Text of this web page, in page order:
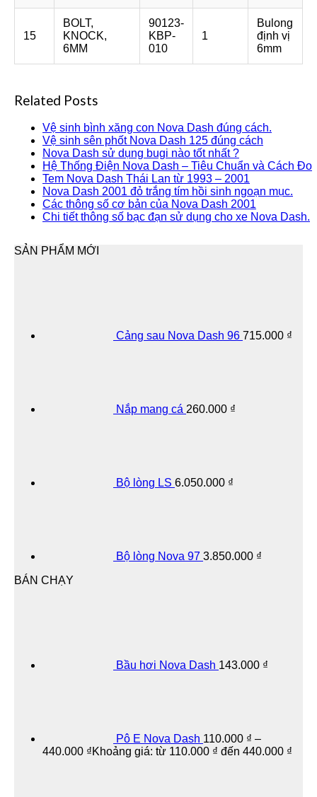
15
BOLT,
KNOCK,
6MM
90123-
KBP-
010
1
Bulong
định vị
6mm
Related Posts
Vệ sinh bình xăng con Nova Dash đúng cách.
Vệ sinh sên phốt Nova Dash 125 đúng cách
Nova Dash sử dụng bugi nào tốt nhất ?
Hệ Thống Điện Nova Dash – Tiêu Chuẩn và Cách Đo
Tem Nova Dash Thái Lan từ 1993 – 2001
Nova Dash 2001 đỏ trắng tím hồi sinh ngoạn mục.
Các thông số cơ bản của Nova Dash 2001
Chi tiết thông số bạc đạn sử dụng cho xe Nova Dash.
SẢN PHẨM MỚI
Cảng sau Nova Dash 96 715.000 ₫
Nắp mang cá 260.000 ₫
Bộ lòng LS 6.050.000 ₫
Bộ lòng Nova 97 3.850.000 ₫
BÁN CHẠY
Bầu hơi Nova Dash 143.000 ₫
Pô E Nova Dash 110.000 ₫ –
440.000 ₫Khoảng giá: từ 110.000 ₫ đến 440.000 ₫